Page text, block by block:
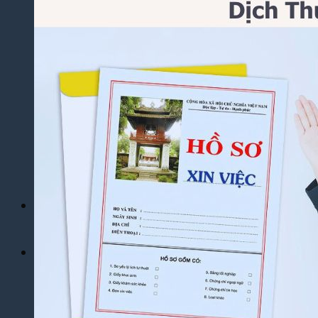
Dịch Thuật Báo Cáo Tài Chính
Dịch Thuật Giấy Khai Sinh, Hộ Khẩu
Dịch Thuật Đa Ngôn Ngữ
Dịch Thuật Tiếng Anh
Dịch Thuật Tiếng Trung Quốc
Dịch Thuật Tiếng Nhật Bản
Dịch Thuật Tiếng Hàn Quốc
Dịch Thuật Tiếng Pháp
Dịch Thuật Tiếng Đức
Dịch Thuật Tiếng Nga
Dịch Thuật Phim – Phụ Đề Video Clip
Dịch Vụ Hợp Pháp Hóa Lãnh Sự
Tuyển Dụng
Chia Sẻ Kinh Nghiệm
Góc Tự Học
Mẫu Dịch Thuật